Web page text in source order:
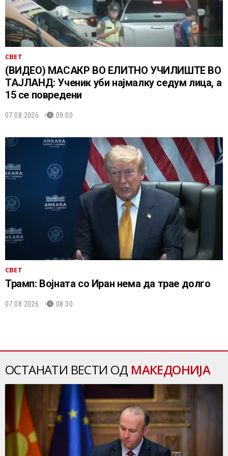
СВЕТ
(ВИДЕО) МАСАКР ВО ЕЛИТНО УЧИЛИШТЕ ВО
ТАЈЛАНД: Ученик уби најмалку седум лица, а
15 се повредени
07.08.2026. 09:00
СВЕТ
Трамп: Војната со Иран нема да трае долго
07.08.2026. 08:30
ОСТАНАТИ ВЕСТИ ОД МАКЕДОНИЈА